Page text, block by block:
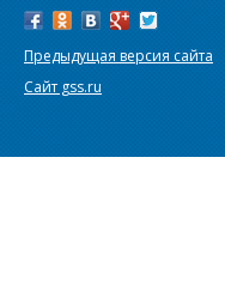
Предыдущая версия сайта
Сайт gss.ru